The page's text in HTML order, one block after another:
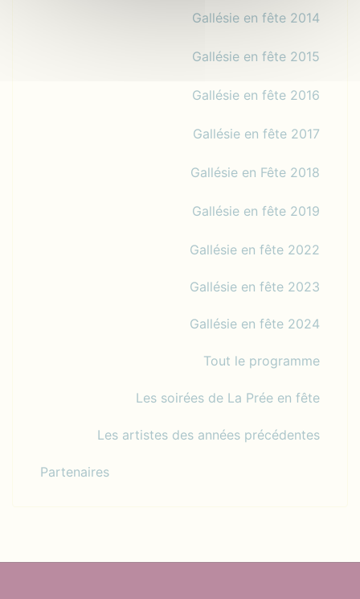
Gallésie en fête 2014
Gallésie en fête 2015
Gallésie en fête 2016
Gallésie en fête 2017
Gallésie en Fête 2018
Gallésie en fête 2019
Gallésie en fête 2022
Gallésie en fête 2023
Gallésie en fête 2024
Tout le programme
Les soirées de La Prée en fête
Les artistes des années précédentes
Partenaires